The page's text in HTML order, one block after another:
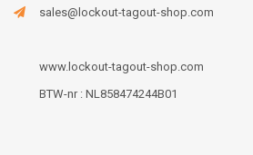
sales@lockout-tagout-shop.com
www.lockout-tagout-shop.com
BTW-nr : NL858474244B01